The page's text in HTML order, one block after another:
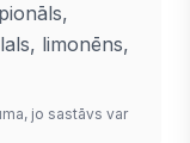
limonēns,
jo sastāvs var